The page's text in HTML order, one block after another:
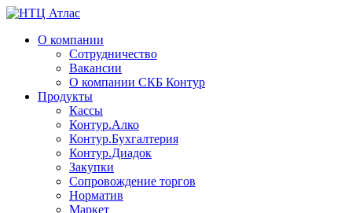
О компании
Сотрудничество
Вакансии
О компании СКБ Контур
Продукты
Кассы
Контур.Алко
Контур.Бухгалтерия
Контур.Диадок
Закупки
Сопровождение торгов
Норматив
Маркет